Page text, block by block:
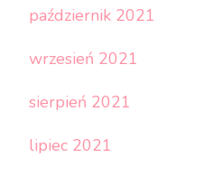
październik 2021
wrzesień 2021
sierpień 2021
lipiec 2021